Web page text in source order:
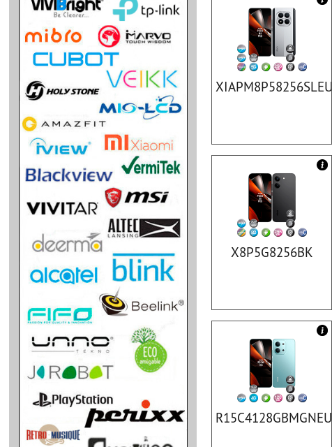
XIAPM8P58256SLEU
X8P5G8256BK
R15C4128GBMGNEU